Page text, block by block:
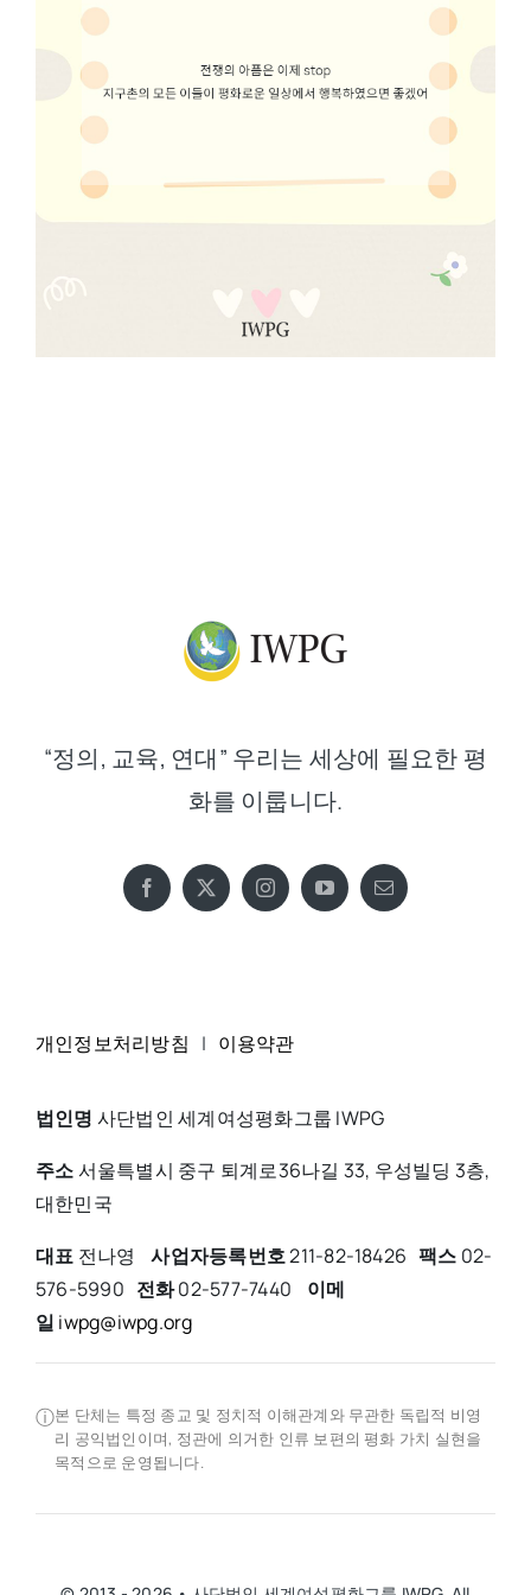
“정의, 교육, 연대” 우리는 세상에 필요한 평
화를 이룹니다.
개인정보처리방침 | 이용약관
법인명 사단법인 세계여성평화그룹 IWPG
주소서울특별시 중구 퇴계로36나길 33, 우성빌딩 3층,
대한민국
대표 전나영사업자등록번호211-82-18426 팩스 02-
576-5990 전화02-577-7440 이메
일 iwpg@iwpg.org
ⓘ본 단체는 특정 종교 및 정치적 이해관계와 무관한 독립적 비영
리 공익법인이며, 정관에 의거한 인류 보편의 평화 가치 실현을
목적으로 운영됩니다.